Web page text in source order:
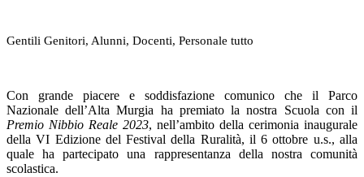
Gentili Genitori, Alunni, Docenti, Personale tutto
Con grande piacere e soddisfazione comunico che il Parco
Nazionale dell’Alta Murgia ha premiato la nostra Scuola con il
Premio Nibbio Reale 2023, nell’ambito della cerimonia inaugurale
della VI Edizione del Festival della Ruralità, il 6 ottobre u.s., alla
quale ha partecipato una rappresentanza della nostra comunità
scolastica.